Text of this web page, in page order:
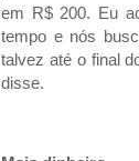
em R$ 200. Eu
tempo e nós
talvez até o final
disse.